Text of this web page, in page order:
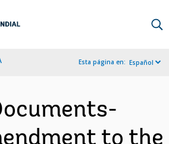
Esta página en: Español
to the